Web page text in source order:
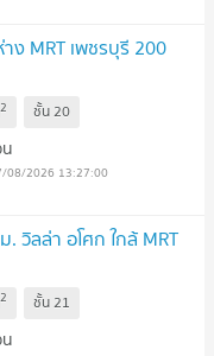
ง MRT เพชรบุรี 200
2 ชั้น20
08/2026 13:27:00
วิลล่า อโศก ใกล้ MRT
2 ชั้น21